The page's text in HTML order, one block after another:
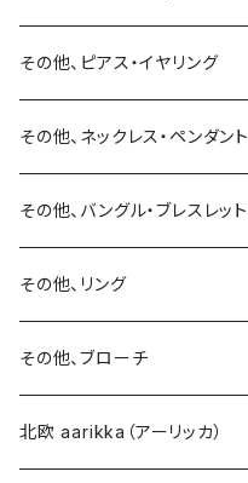
バングル・ブレスレット
リング
15号以上
ピアス
イヤリング
ブローチ
その他
ピアス・イヤリング
リング
バングル・ブレスレット
ブローチ
ネックレス
その他、ピアス・イヤリング
ピアス
イヤリング
その他、ネックレス・ペンダント
その他、バングル・ブレスレット
その他、リング
その他、ブローチ
北欧 aarikka（アーリッカ）